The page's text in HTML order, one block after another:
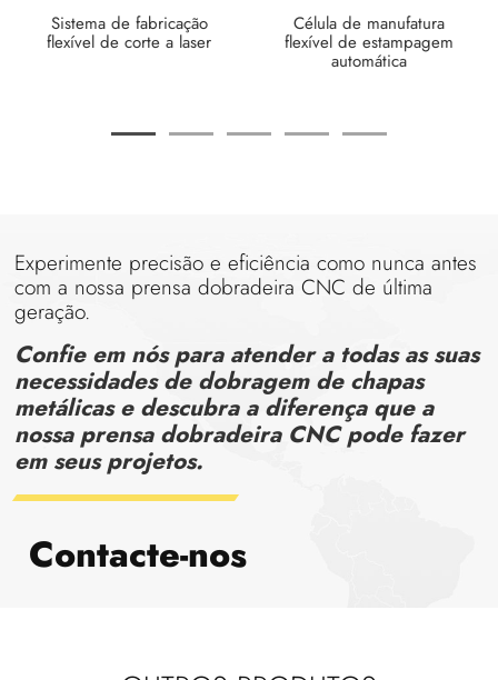
Sistema de fabricação
flexível de corte a laser
Célula de manufatura
flexível de estampagem
automática
Experimente precisão e eficiência como nunca antes
com a nossa prensa dobradeira CNC de última
geração.
Confie em nós para atender a todas as suas
necessidades de dobragem de chapas
metálicas e descubra a diferença que a
nossa prensa dobradeira CNC pode fazer
em seus projetos.
Contacte-nos